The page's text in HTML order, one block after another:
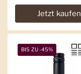
Jetzt kaufen
BIS ZU -45%